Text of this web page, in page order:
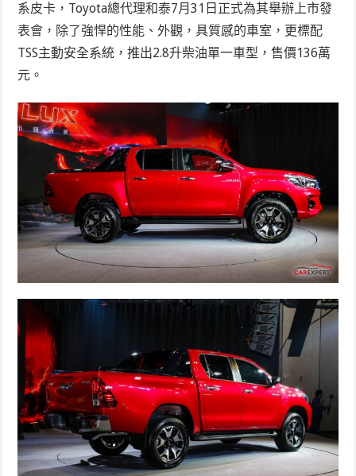
系皮卡，Toyota總代理和泰7月31日正式為其舉辦上市發
表會，除了強悍的性能、外觀，具質感的車室，更標配
TSS主動安全系統，推出2.8升柴油單一車型，售價136萬
元。